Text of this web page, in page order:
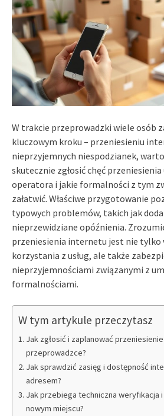
W trakcie przeprowadzki wiele osób
kluczowym kroku – przeniesieniu
nieprzyjemnych niespodzianek,
skutecznie zgłosić chęć przeniesienia
operatora i jakie formalności z tym
załatwić. Właściwe przygotowanie
typowych problemów, takich jak
nieprzewidziane opóźnienia.
przeniesienia internetu jest nie tylko
korzystania z usług, ale także
nieprzyjemnościami związanymi z
formalnościami.
W tym artykule przeczytasz
Jak zgłosić i zaplanować
przeprowadzce?
Jak sprawdzić zasięg i dostępność
adresem?
Jak przebiega techniczna weryfikacja
nowym miejscu?